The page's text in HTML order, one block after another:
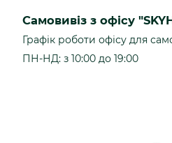
Самовивіз з офісу
Графік роботи офісу для
ПН-НД: з 10:00 до 19:00